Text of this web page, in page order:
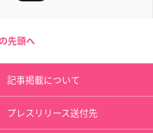
先頭へ
記事掲載について
プレスリリース送付先